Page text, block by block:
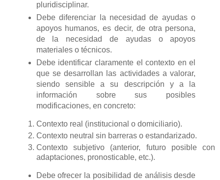
pluridisciplinar.
Debe diferenciar la necesidad de ayudas o
apoyos humanos, es decir, de otra persona,
de la necesidad de ayudas o apoyos
materiales o técnicos.
Debe identificar claramente el contexto en el
que se desarrollan las actividades a valorar,
siendo sensible a su descripción y a la
información sobre sus posibles
modificaciones, en concreto:
Contexto real (institucional o domiciliario).
Contexto neutral sin barreras o estandarizado.
Contexto subjetivo (anterior, futuro posible con
adaptaciones, pronosticable, etc.).
Debe ofrecer la posibilidad de análisis desde